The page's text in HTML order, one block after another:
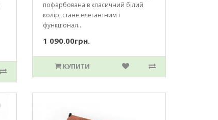
пофарбована в класичний білий
колір, стане елегантним і
функціонал..
1 090.00грн.
КУПИТИ